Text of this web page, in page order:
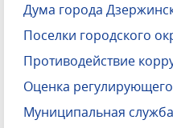
Дума города
Поселки городского
Противодействие
Оценка
Муниципальная служба